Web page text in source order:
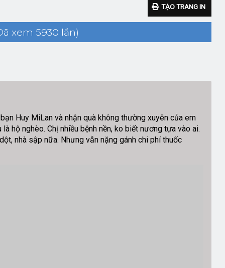
TẠO TRANG IN
xem 5930 lần)
Huy MiLan và nhận quà không thường xuyên của em
hộ nghèo. Chị nhiều bệnh nền, ko biết nương tựa vào ai.
nhà sập nữa. Nhưng vẫn nặng gánh chi phí thuốc